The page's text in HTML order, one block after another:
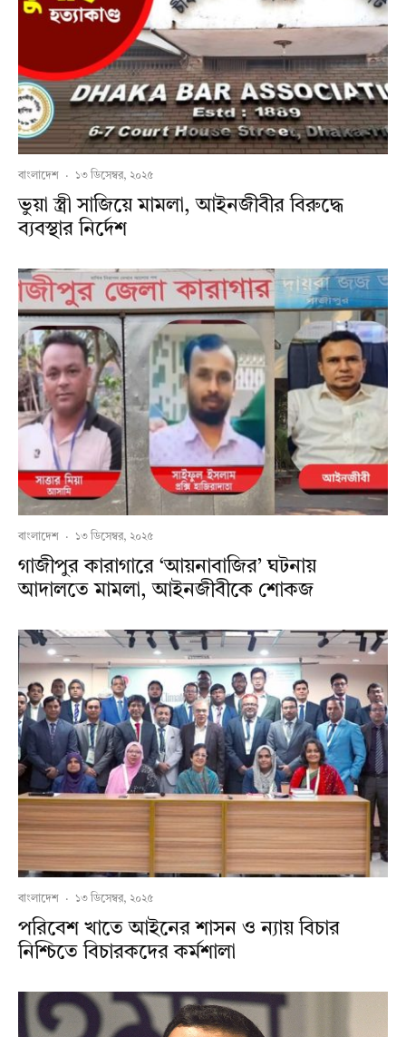
বাংলাদেশ · ১৩ ডিসেম্বর, ২০২৫
ভুয়া স্ত্রী সাজিয়ে মামলা, আইনজীবীর বিরুদ্ধে
ব‍্যবস্থার নির্দেশ
বাংলাদেশ · ১৩ ডিসেম্বর, ২০২৫
গাজীপুর কারাগারে ‘আয়নাবাজির’ ঘটনায়
আদালতে মামলা, আইনজীবীকে শোকজ
বাংলাদেশ · ১৩ ডিসেম্বর, ২০২৫
পরিবেশ খাতে আইনের শাসন ও ন্যায় বিচার
নিশ্চিতে বিচারকদের কর্মশালা